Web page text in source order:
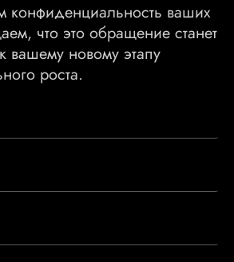
конфиденциальность ваших
что это обращение станет
вашему новому этапу
роста.